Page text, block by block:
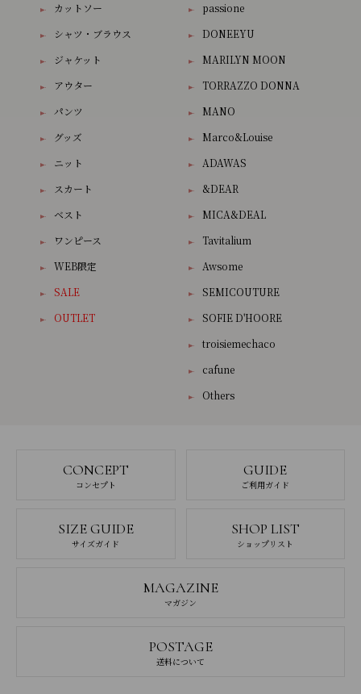
カットソー
シャツ・ブラウス
ジャケット
アウター
パンツ
グッズ
ニット
スカート
ベスト
ワンピース
WEB限定
SALE
OUTLET
passione
DONEEYU
MARILYN MOON
TORRAZZO DONNA
MANO
Marco&Louise
ADAWAS
&DEAR
MICA&DEAL
Tavitalium
Awsome
SEMICOUTURE
SOFIE D'HOORE
troisiemechaco
cafune
Others
CONCEPT
コンセプト
GUIDE
ご利用ガイド
SIZE GUIDE
サイズガイド
SHOP LIST
ショップリスト
MAGAZINE
マガジン
POSTAGE
送料について